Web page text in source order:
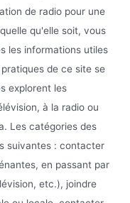
de radio pour une
qu'elle soit, vous
les informations utiles
de ce site se
explorent les
à la radio ou
Les catégories des
suivantes : contacter
en passant par
etc.), joindre